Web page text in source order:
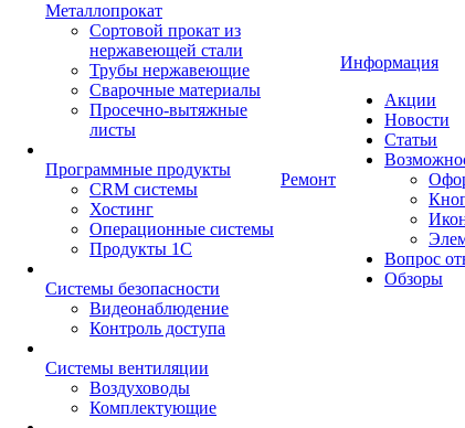
Металлопрокат
Сортовой прокат из
нержавеющей стали
Трубы нержавеющие
Сварочные материалы
Просечно-вытяжные
листы
Программные продукты
CRM системы
Хостинг
Операционные системы
Продукты 1С
Системы безопасности
Видеонаблюдение
Контроль доступа
Системы вентиляции
Воздуховоды
Комплектующие
Ремонт
Информация
Акции
Новости
Статьи
Вопрос
Обзоры